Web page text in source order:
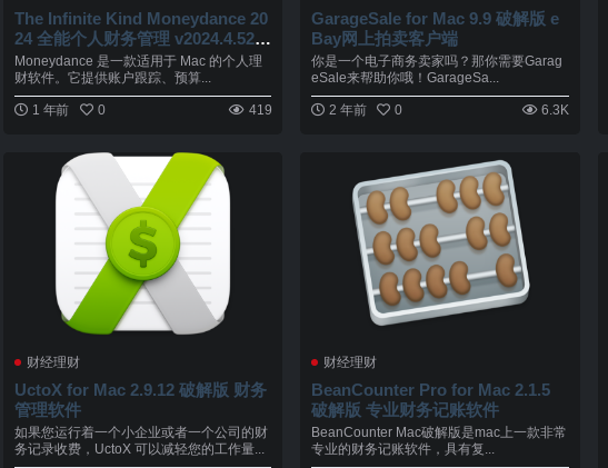
The Infinite Kind Moneydance 20
24 全能个人财务管理 v2024.4.525
3
Moneydance 是一款适用于 Mac 的个人理
财软件。它提供账户跟踪、预算...
1 年前 0 419
GarageSale for Mac 9.9 破解版 e
Bay网上拍卖客户端
你是一个电子商务卖家吗？那你需要Garag
eSale来帮助你哦！GarageSa...
2 年前 0 6.3K
财经理财
UctoX for Mac 2.9.12 破解版 财务
管理软件
如果您运行着一个小企业或者一个公司的财
务记录收费，UctoX 可以减轻您的工作量...
财经理财
BeanCounter Pro for Mac 2.1.5
破解版 专业财务记账软件
BeanCounter Mac破解版是mac上一款非常
专业的财务记账软件，具有复...